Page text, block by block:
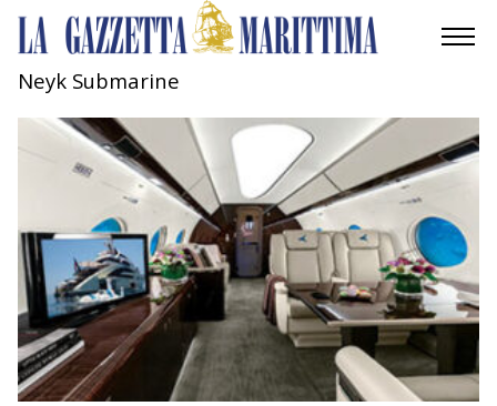
AMBIENTE
MOBILITÀ
RICERCA
ECONOMIA
TURISMO
Neyk Submarine